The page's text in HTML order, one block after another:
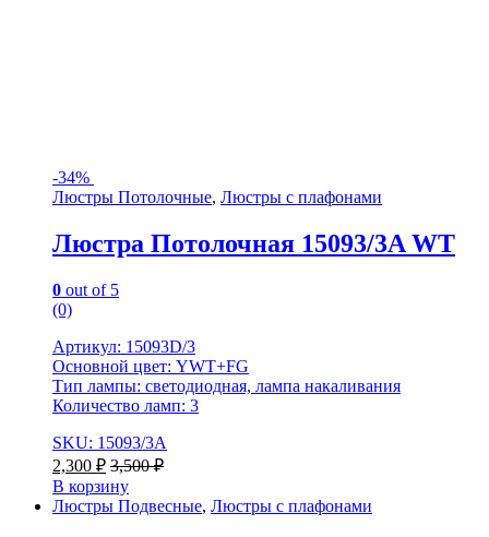
-34%
Люстры Потолочные, Люстры с плафонами
Люстра Потолочная 15093/3A WT
0 out of 5
(0)
Артикул: 15093D/3
Основной цвет: YWT+FG
Тип лампы: светодиодная, лампа накаливания
Количество ламп: 3
SKU: 15093/3A
2,300 ₽ 3,500₽
В корзину
Люстры Подвесные, Люстры с плафонами